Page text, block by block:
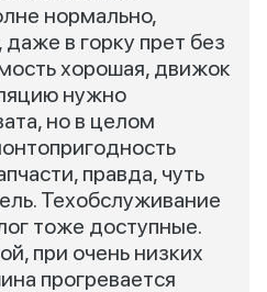
нормально,
в горку прет без
хорошая, движок
нужно
но в целом
правда, чуть
Техобслуживание
тоже доступные.
при очень низких
прогревается